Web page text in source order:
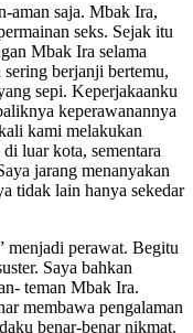
aman saja. Mbak Ira,
seks. Sejak itu
Mbak Ira selama
berjanji bertemu,
sepi. Keperjakaanku
keperawanannya
kami melakukan
luar kota, sementara
jarang menanyakan
tidak lain hanya sekedar
menjadi perawat. Begitu
Saya bahkan
teman Mbak Ira.
membawa pengalaman
benar-benar nikmat.